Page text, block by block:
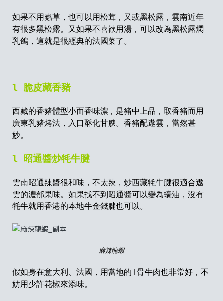
如果不用蟲草，也可以用松茸，又或黑松露，雲南近年
有很多黑松露。又如果不喜歡用湯，可以改為黑松露燜
乳鴿，這就是很經典的法國菜了。
l 脆皮藏香豬
西藏的香豬體型小而香味濃，是豬中上品，取香豬而用
廣東乳豬烤法，入口酥化甘腴。香豬配遨雲，當然甚
妙。
l 昭通醬炒牦牛腱
雲南昭通辣醬很和味，不太辣，炒西藏牦牛腱很適合遨
雲的濃郁果味。如果找不到昭通醬可以變為蠔油，沒有
牦牛就用香港的本地牛金錢腱也可以。
麻辣龍蝦
假如身在意大利、法國，用當地的T骨牛肉也非常好，不
妨用少許花椒來添味。